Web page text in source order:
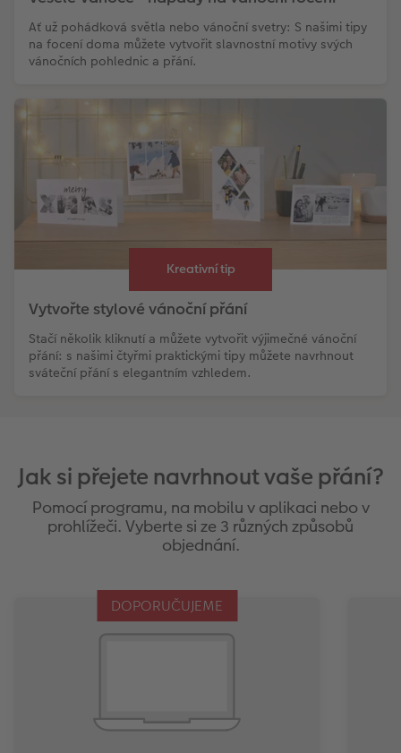
Ať už pohádková světla nebo vánoční svetry: S našimi tipy
na focení doma můžete vytvořit slavnostní motivy svých
vánočních pohlednic a přání.
Kreativní tip
Vytvořte stylové vánoční přání
Stačí několik kliknutí a můžete vytvořit výjimečné vánoční
přání: s našimi čtyřmi praktickými tipy můžete navrhnout
sváteční přání s elegantním vzhledem.
Jak si přejete navrhnout vaše přání?
Pomocí programu, na mobilu v aplikaci nebo v
prohlížeči. Vyberte si ze 3 různých způsobů
objednání.
DOPORUČUJEME